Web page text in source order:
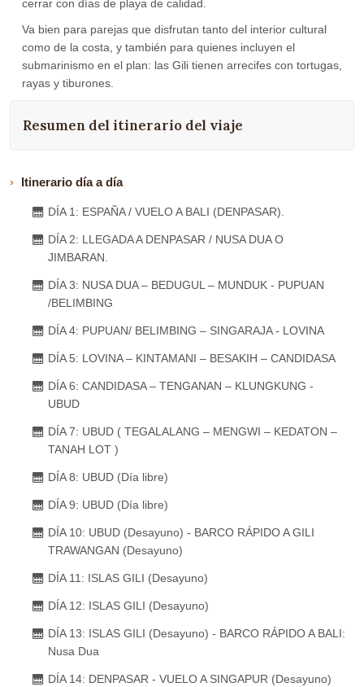
cerrar con días de playa de calidad.
Va bien para parejas que disfrutan tanto del interior cultural
como de la costa, y también para quienes incluyen el
submarinismo en el plan: las Gili tienen arrecifes con tortugas,
rayas y tiburones.
Resumen del itinerario del viaje
Itinerario día a día
DÍA 1: ESPAÑA / VUELO A BALI (DENPASAR).
DÍA 2: LLEGADA A DENPASAR / NUSA DUA O
JIMBARAN.
DÍA 3: NUSA DUA – BEDUGUL – MUNDUK - PUPUAN
/BELIMBING
DÍA 4: PUPUAN/ BELIMBING – SINGARAJA - LOVINA
DÍA 5: LOVINA – KINTAMANI – BESAKIH – CANDIDASA
DÍA 6: CANDIDASA – TENGANAN – KLUNGKUNG -
UBUD
DÍA 7: UBUD ( TEGALALANG – MENGWI – KEDATON –
TANAH LOT )
DÍA 8: UBUD (Día libre)
DÍA 9: UBUD (Día libre)
DÍA 10: UBUD (Desayuno) - BARCO RÁPIDO A GILI
TRAWANGAN (Desayuno)
DÍA 11: ISLAS GILI (Desayuno)
DÍA 12: ISLAS GILI (Desayuno)
DÍA 13: ISLAS GILI (Desayuno) - BARCO RÁPIDO A BALI:
Nusa Dua
DÍA 14: DENPASAR - VUELO A SINGAPUR (Desayuno)